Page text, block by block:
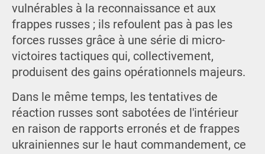
vulnérables à la reconnaissance et aux
frappes russes ; ils refoulent pas à pas les
forces russes grâce à une série di micro-
victoires tactiques qui, collectivement,
produisent des gains opérationnels majeurs.
Dans le même temps, les tentatives de
réaction russes sont sabotées de l'intérieur
en raison de rapports erronés et de frappes
ukrainiennes sur le haut commandement, ce